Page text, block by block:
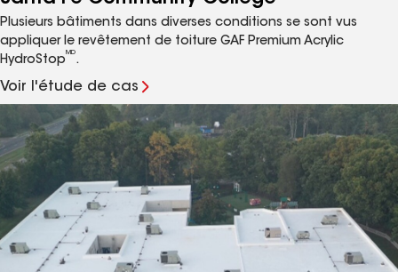
Plusieurs bâtiments dans diverses conditions se sont vus
appliquer le revêtement de toiture GAF Premium Acrylic
HydroStop
MD
.
Voir l'étude de cas